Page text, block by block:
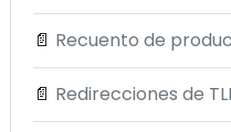
📄 Recuento de
📄 Redirecciones de